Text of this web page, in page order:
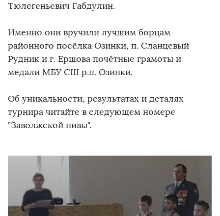
Тюлегеньевич Габдулин.
Именно они вручили лучшим борцам
районного посёлка Озинки, п. Сланцевый
Рудник и г. Ершова почётные грамоты и
медали МБУ СШ р.п. Озинки.
Об уникальности, результатах и деталях
турнира читайте в следующем номере
"Заволжской нивы".